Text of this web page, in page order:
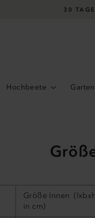
Hochbeete
Größe Innen (lxbxh
in cm)